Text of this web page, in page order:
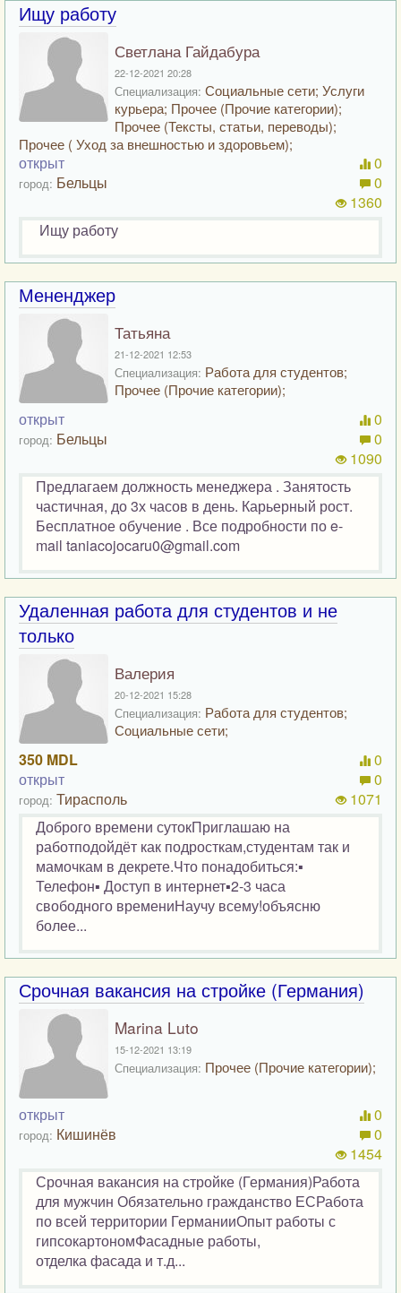
Ищу работу
Светлана Гайдабура
22-12-2021 20:28
Специализация: Социальные сети; Услуги
курьера; Прочее (Прочие категории);
Прочее (Тексты, статьи, переводы);
Прочее ( Уход за внешностью и здоровьем);
открыт
город: Бельцы
0
0
1360
Ищу работу
Мененджер
Татьяна
21-12-2021 12:53
Специализация: Работа для студентов;
Прочее (Прочие категории);
открыт
город: Бельцы
0
0
1090
Предлагаем должность менеджера . Занятость
частичная, до 3х часов в день. Карьерный рост.
Бесплатное обучение . Все подробности по e-
mail taniacojocaru0@gmail.com
Удаленная работа для студентов и не
только
Валерия
20-12-2021 15:28
Специализация: Работа для студентов;
Социальные сети;
350 MDL
открыт
город: Тирасполь
0
0
1071
Доброго времени сутокПриглашаю на
работподойдёт как подросткам,студентам так и
мамочкам в декрете.Что понадобиться:▪️
Телефон▪️ Доступ в интернет▪️2-3 часа
свободного времениНаучу всему!объясню
более...
Срочная вакансия на стройке (Германия)
Marina Luto
15-12-2021 13:19
Специализация: Прочее (Прочие категории);
открыт
город: Кишинёв
0
0
1454
Срочная вакансия на стройке (Германия)Работа
для мужчин Обязательно гражданство ЕСРабота
по всей территории ГерманииОпыт работы с
гипсокартономФасадные работы,
отделка фасада и т.д...